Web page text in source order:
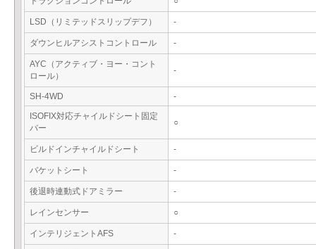
LSD（リミテッドスリップデフ） -
ダウンヒルアシストコントロール -
AYC（アクティブ・ヨー・コント
ロール）
-
SH-4WD
-
ISOFIX対応チャイルドシート固定
バー
○
ビルドインチャイルドシート -
バケットシート -
後退時連動式ドアミラー -
レインセンサー ○
インテリジェントAFS -